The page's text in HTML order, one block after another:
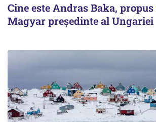
Cine este Andras Baka, propus
Magyar președinte al Ungariei